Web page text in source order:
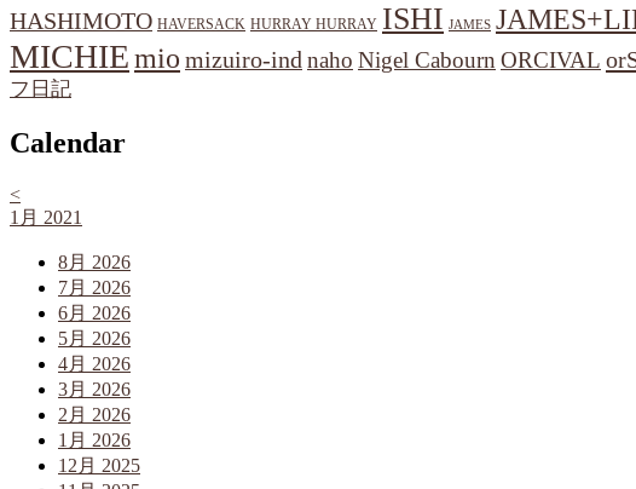
HASHIMOTO HAVERSACK HURRAY HURRAY ISHI JAMES
MICHIEmio mizuiro-ind naho Nigel Cabourn ORCIVAL
フ日記
Calendar
<
1月 2021
8月 2026
7月 2026
6月 2026
5月 2026
4月 2026
3月 2026
2月 2026
1月 2026
12月 2025